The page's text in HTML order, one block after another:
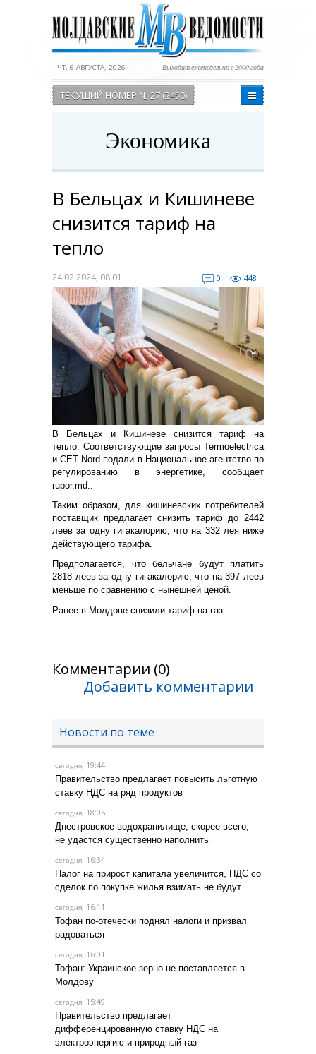
ЧТ, 6 АВГУСТА, 2026 Выходит еженедельно с 2000 года
ТЕКУЩИЙ НОМЕР № 27 (2450)
Экономика
В Бельцах и Кишиневе
снизится тариф на
тепло
24.02.2024, 08:01 0 448
В Бельцах и Кишиневе снизится тариф на
тепло. Соответствующие запросы Termoelectrica
и СЕТ-Nord подали в Национальное агентство по
регулированию в энергетике, сообщает
rupor.md..
Таким образом, для кишиневских потребителей
поставщик предлагает снизить тариф до 2442
леев за одну гигакалорию, что на 332 лея ниже
действующего тарифа.
Предполагается, что бельчане будут платить
2818 леев за одну гигакалорию, что на 397 леев
меньше по сравнению с нынешней ценой.
Ранее в Молдове снизили тариф на газ.
Комментарии (0)
Добавить комментарии
Новости по теме
сегодня, 19:44
Правительство предлагает повысить льготную
ставку НДС на ряд продуктов
сегодня, 18:05
Днестровское водохранилище, скорее всего,
не удастся существенно наполнить
сегодня, 16:34
Налог на прирост капитала увеличится, НДС со
сделок по покупке жилья взимать не будут
сегодня, 16:11
Тофан по-отечески поднял налоги и призвал
радоваться
сегодня, 16:01
Тофан: Украинское зерно не поставляется в
Молдову
сегодня, 15:49
Правительство предлагает
дифференцированную ставку НДС на
электроэнергию и природный газ